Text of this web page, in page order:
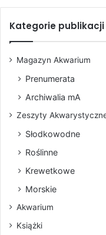
Kategorie publikacji
Magazyn Akwarium
Prenumerata
Archiwalia mA
Zeszyty
Słodkowodne
Roślinne
Krewetkowe
Morskie
Akwarium
Książki